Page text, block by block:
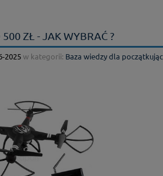
ZŁ - JAK WYBRAĆ ?
2025w kategorii: Baza wiedzy dla